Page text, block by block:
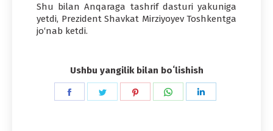
Shu bilan Anqaraga tashrif dasturi yakuniga
yetdi, Prezident Shavkat Mirziyoyev Toshkentga
jo‘nab ketdi.
Ushbu yangilik bilan boʻlishish
Share
Share
Share
Share